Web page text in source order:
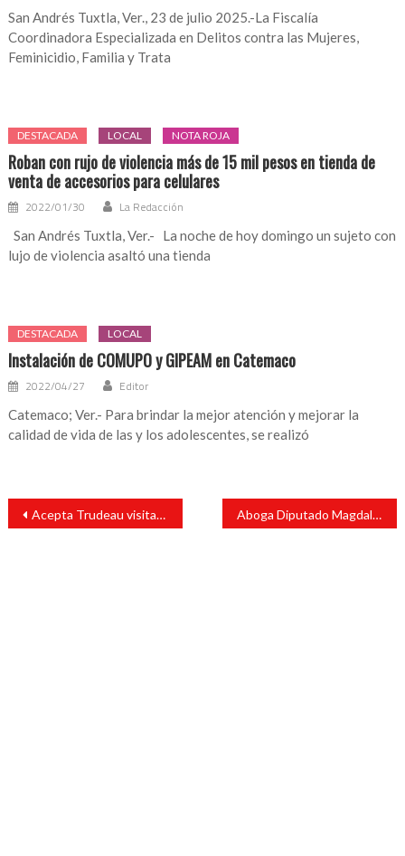
San Andrés Tuxtla, Ver., 23 de julio 2025.-La Fiscalía
Coordinadora Especializada en Delitos contra las Mujeres,
Feminicidio, Familia y Trata
DESTACADA LOCAL NOTA ROJA
Roban con rujo de violencia más de 15 mil pesos en tienda de
venta de accesorios para celulares
2022/01/30 La Redacción
San Andrés Tuxtla, Ver.- La noche de hoy domingo un sujeto con
lujo de violencia asaltó una tienda
DESTACADA LOCAL
Instalación de COMUPO y GIPEAM en Catemaco
2022/04/27 Editor
Catemaco; Ver.- Para brindar la mejor atención y mejorar la
calidad de vida de las y los adolescentes, se realizó
Navegación
entradas
Acepta Trudeau visitar México, anuncia López Obrador Aboga Diputado Magdaleno Rosales Torres para que cesen y sancionen abusos policiacos.